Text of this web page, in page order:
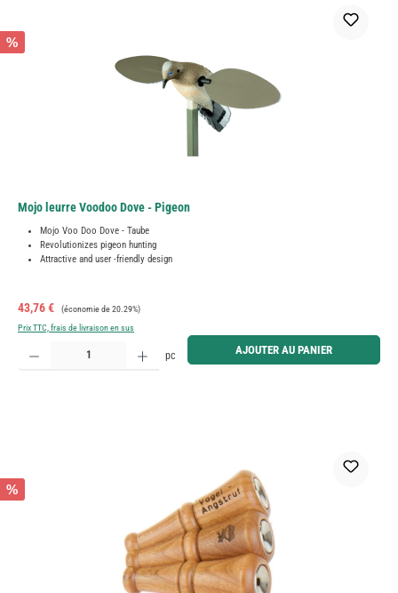
%
Mojo leurre Voodoo Dove - Pigeon
Mojo Voo Doo Dove - Taube
Revolutionizes pigeon hunting
Attractive and user -friendly design
Prix de vente :
43,76 € Prix régulier :
(économie de 20.29%)
Prix TTC, frais de livraison en sus
Quantité de produit : Entrez la quantité souhaitée ou utilisez les boutons pour augmenter ou
pc AJOUTER AU PANIER
%